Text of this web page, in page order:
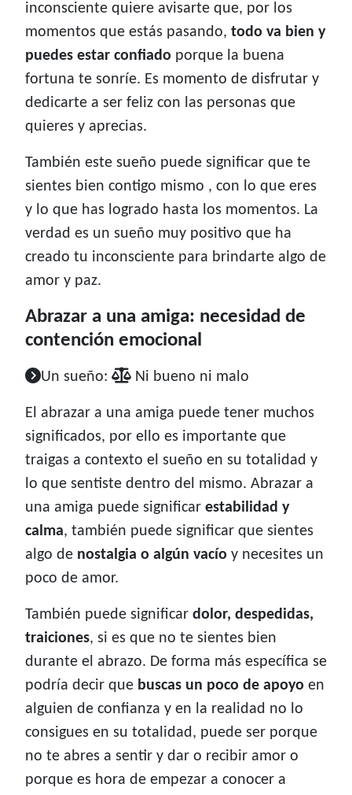
inconsciente quiere avisarte que, por los
momentos que estás pasando, todo va bien y
puedes estar confiado porque la buena
fortuna te sonríe. Es momento de disfrutar y
dedicarte a ser feliz con las personas que
quieres y aprecias.
También este sueño puede significar que te
sientes bien contigo mismo , con lo que eres
y lo que has logrado hasta los momentos. La
verdad es un sueño muy positivo que ha
creado tu inconsciente para brindarte algo de
amor y paz.
Abrazar a una amiga: necesidad de
contención emocional
Un sueño: Ni bueno ni malo
El abrazar a una amiga puede tener muchos
significados, por ello es importante que
traigas a contexto el sueño en su totalidad y
lo que sentiste dentro del mismo. Abrazar a
una amiga puede significar estabilidad y
calma, también puede significar que sientes
algo de nostalgia o algún vacío y necesites un
poco de amor.
También puede significar dolor, despedidas,
traiciones, si es que no te sientes bien
durante el abrazo. De forma más específica se
podría decir que buscas un poco de apoyo en
alguien de confianza y en la realidad no lo
consigues en su totalidad, puede ser porque
no te abres a sentir y dar o recibir amor o
porque es hora de empezar a conocer a